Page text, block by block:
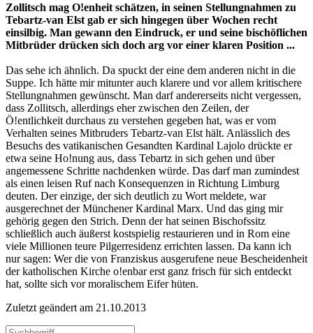
Zollitsch mag O!enheit schätzen, in seinen Stellungnahmen zu
Tebartz-van Elst gab er sich hingegen über Wochen recht
einsilbig. Man gewann den Eindruck, er und seine bischöflichen
Mitbrüder drücken sich doch arg vor einer klaren Position ...
Das sehe ich ähnlich. Da spuckt der eine dem anderen nicht in die
Suppe. Ich hätte mir mitunter auch klarere und vor allem kritischere
Stellungnahmen gewünscht. Man darf andererseits nicht vergessen,
dass Zollitsch, allerdings eher zwischen den Zeilen, der
Ö!entlichkeit durchaus zu verstehen gegeben hat, was er vom
Verhalten seines Mitbruders Tebartz-van Elst hält. Anlässlich des
Besuchs des vatikanischen Gesandten Kardinal Lajolo drückte er
etwa seine Ho!nung aus, dass Tebartz in sich gehen und über
angemessene Schritte nachdenken würde. Das darf man zumindest
als einen leisen Ruf nach Konsequenzen in Richtung Limburg
deuten. Der einzige, der sich deutlich zu Wort meldete, war
ausgerechnet der Münchener Kardinal Marx. Und das ging mir
gehörig gegen den Strich. Denn der hat seinen Bischofssitz
schließlich auch äußerst kostspielig restaurieren und in Rom eine
viele Millionen teure Pilgerresidenz errichten lassen. Da kann ich
nur sagen: Wer die von Franziskus ausgerufene neue Bescheidenheit
der katholischen Kirche o!enbar erst ganz frisch für sich entdeckt
hat, sollte sich vor moralischem Eifer hüten.
Zuletzt geändert am 21­.10.2013